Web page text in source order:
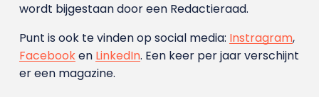
wordt bijgestaan door een Redactieraad.
Punt is ook te vinden op social media: Instragram,
Facebooken LinkedIn. Een keer per jaar verschijnt
er een magazine.